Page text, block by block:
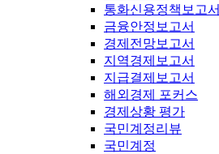
통화신용정책보고서
금융안정보고서
경제전망보고서
지역경제보고서
지급결제보고서
해외경제 포커스
경제상황 평가
국민계정리뷰
국민계정